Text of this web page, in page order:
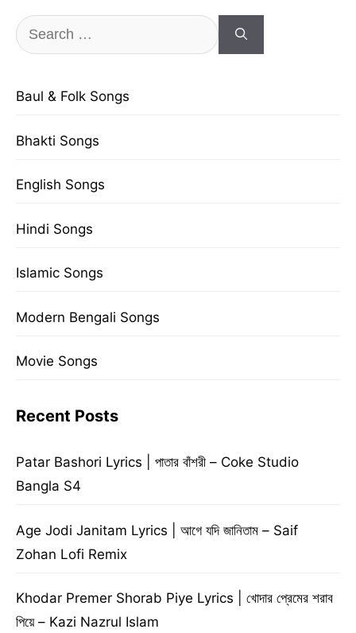
Search
for:
Baul & Folk Songs
Bhakti Songs
English Songs
Hindi Songs
Islamic Songs
Modern Bengali Songs
Movie Songs
Recent Posts
Patar Bashori Lyrics | পাতার বাঁশরী – Coke Studio
Bangla S4
Age Jodi Janitam Lyrics | আগে যদি জানিতাম – Saif
Zohan Lofi Remix
Khodar Premer Shorab Piye Lyrics | খোদার প্রেমের শরাব
পিয়ে – Kazi Nazrul Islam